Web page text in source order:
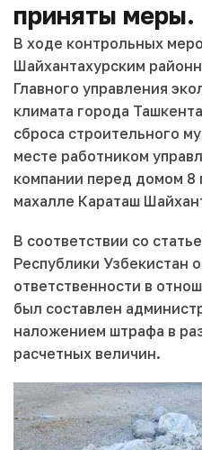
приняты меры.
В ходе контрольных
Шайхантахурским
Главного управления
климата города
сброса строительного
месте работником
компании перед домом 8
махалле Караташ
В соответствии со
Республики Узбекистан
ответственности в
был составлен
наложением штрафа в
расчетных величин.